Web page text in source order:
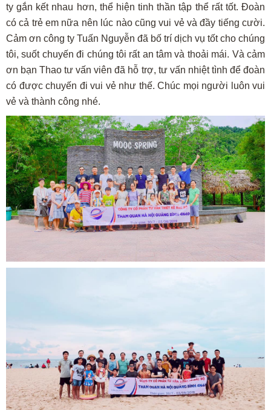
ty gắn kết nhau hơn, thể hiện tinh thần tập thể rất tốt. Đoàn
có cả trẻ em nữa nên lúc nào cũng vui vẻ và đầy tiếng cười.
Cảm ơn công ty Tuấn Nguyễn đã bố trí dịch vụ tốt cho chúng
tôi, suốt chuyến đi chúng tôi rất an tâm và thoải mái. Và cảm
ơn bạn Thao tư vấn viên đã hỗ trợ, tư vấn nhiệt tình để đoàn
có được chuyến đi vui vẻ như thế. Chúc mọi người luôn vui
vẻ và thành công nhé.